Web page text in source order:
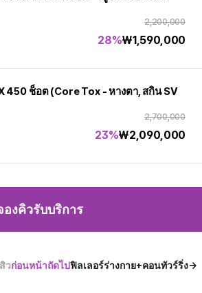
2,200,000
₩1,590,000
28%
450 ช็อต (Core Tox - หางตา, สกิน SV
2,700,000
₩2,090,000
23%
องคิวรับบริการ
วก่อนหน้าถัดไปฟิลเลอร์ร่างกาย+คอนทัวร์ริ่ง→